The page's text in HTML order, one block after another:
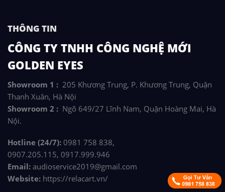
THÔNG TIN
CÔNG TY TNHH CÔNG NGHỆ MỚI
GOLDEN EYES
Showroom 1 : 205 Khương Trung, P. Khương Trung, Quận
Thanh Xuân, Hà Nội
Showroom 2 : Ngõ 649/27 Lĩnh Nam, Quận Hoàng Mai, Hà
Nội.
Hotline (24/7): 0981 758 838,
0907.205.115, 0917.999.946
Email: audioservice2019@gmail.com
Website: https://relacart.vn/